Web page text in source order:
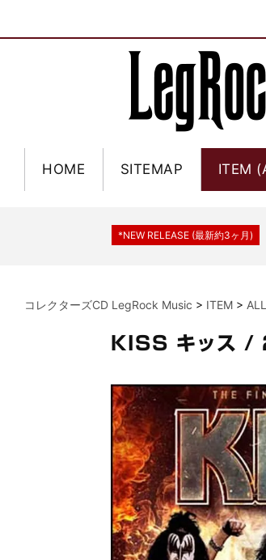
HOME SITEMAP ITEM
*NEW RELEASE (最新約3ヶ月)
*NEW RELEASE (最新約3ヶ月)
*NEW RELEASE (最新約3ヶ月)
*NEW RELEASE (最新約3ヶ月)
*NEW RELEASE (最新約3ヶ月)
*NEW RELEASE (最新約3ヶ月)
*NEW RELEASE (最新約3ヶ月)
*NEW RELEASE (最新約3ヶ月)
*NEW RELEASE (最新約3ヶ月)
*NEW RELEASE (最新約3ヶ月)
コレクターズCD LegRock Music > ITEM >
KISS キッス /